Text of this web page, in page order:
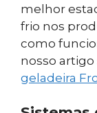
melhor
frio nos
como
nosso artigo
geladeira